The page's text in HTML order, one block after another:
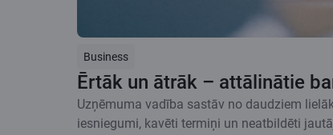
Business
Ērtāk un ātrāk – attālinātie
Uzņēmuma vadība sastāv no daudziem
iesniegumi, kavēti termiņi un neatbildēti